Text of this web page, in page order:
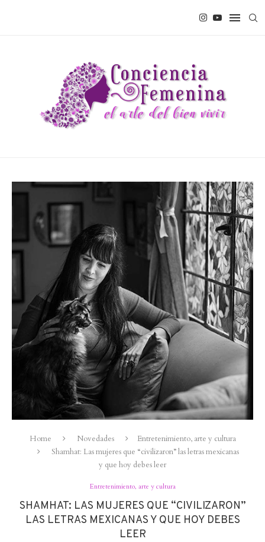
Home Novedades
Entretenimiento, arte y cultura
Shamhat: Las mujeres que “civilizaron” las letras mexicanas
y que hoy debes leer
Entretenimiento, arte y cultura
SHAMHAT: LAS MUJERES QUE “CIVILIZARON”
LAS LETRAS MEXICANAS Y QUE HOY DEBES
LEER